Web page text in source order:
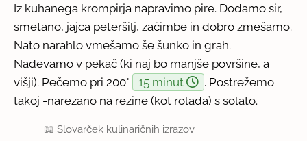
Iz kuhanega krompirja napravimo pire. Dodamo sir,
smetano, jajca peteršilj, začimbe in dobro zmešamo.
Nato narahlo vmešamo še šunko in grah.
Nadevamo v pekač (ki naj bo manjše površine, a
višji). Pečemo pri 200°
15 minut
. Postrežemo
takoj -narezano na rezine (kot rolada) s solato.
📖Slovarček kulinaričnih izrazov